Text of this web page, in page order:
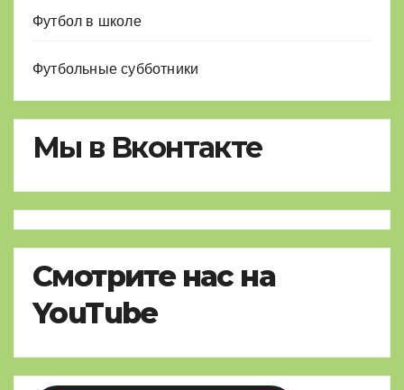
Футбол в школе
Футбольные субботники
Мы в Вконтакте
Смотрите нас на
YouTube